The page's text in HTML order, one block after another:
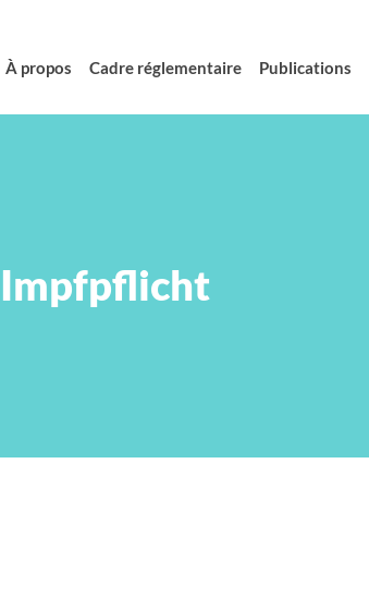
À propos Cadre réglementaire Publications
Impfpflicht